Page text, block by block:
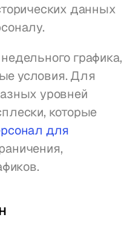
данных
графика,
условия. Для
уровней
которые
для